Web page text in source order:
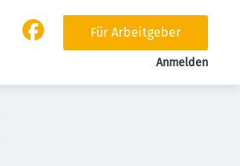
Für Arbeitgeber
Anmelden